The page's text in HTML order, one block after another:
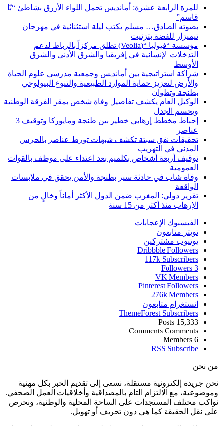
للمرة الرابعة عشرة: أمانديس تحمل اللواء الأزرق بشاطئ “بّا
قاسم”
بصوته الصادق… مسلم يكتب ليلة استثنائية في مهرجان
تيميزار للفضة بتزنيت
مؤسسة “فيوليا “(Veolia) تطلق مركزاً بالرباط لدعم
التدخلات الإنسانية في إفريقيا والشرق الأدنى والشرق
الأوسط
شراكة استراتيجية بين أمانديس وجمعية مدرسي علوم الحياة
والأرض لتعزيز حماية الموارد الطبيعية والتنوع البيولوجي
بطنجة وتطوان
الوكيل العام يكشف تفاصيل وفاة شخص بمقر الفرقة الوطنية
ويحسم الجدل
إحباط مخطط إرهابي خطير بين طنجة ومايوركا وتوقيف 3
عناصر
تحقيقات نفق سبتة تكشف شبهات تورط عناصر بالحرس
المدني في التهريب
توقيف أربعة أشخاص بكلميم بعد اعتداء على موظف بالقوات
العمومية
وفاة شاب في حادثة سير بطنجة والأمن يحقق في ملابسات
الواقعة
تقرير دولي: المغرب ضمن الدول الأكثر أماناً وخالٍ من
الإرهاب منذ أكثر من 15 سنة
الفيسبوك الإعجابات
تويتر متابعون
يوتيوب مشتركين
Dribbble Followers
117k Subscribers
3
Followers
VK Members
Pinterest Followers
276k Members
انستغرام متابعون
ThemeForest Subscribers
15,333
Posts
Comments Comments
6
Members
RSS Subscribe
من نحن
نحن جريدة إلكترونية مستقلة، نسعى إلى تقديم الخبر بكل مهنية
وموضوعية، مع الالتزام التام بالمصداقية وأخلاقيات العمل الصحفي.
نواكب مختلف المستجدات على الساحة المحلية والوطنية، ونحرص
على نقل الحقيقة كما هي دون تحريف أو تهويل.